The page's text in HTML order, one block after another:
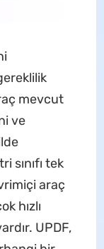
mevcut
ve
sınıfı tek
araç
hızlı
UPDF,